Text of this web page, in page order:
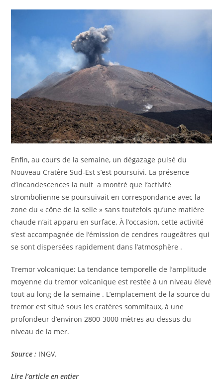
Enfin, au cours de la semaine, un dégazage pulsé du
Nouveau Cratère Sud-Est s’est poursuivi. La présence
d’incandescences la nuit a montré que l’activité
strombolienne se poursuivait en correspondance avec la
zone du « cône de la selle » sans toutefois qu’une matière
chaude n’ait apparu en surface. À l’occasion, cette activité
s’est accompagnée de l’émission de cendres rougeâtres qui
se sont dispersées rapidement dans l’atmosphère .
Tremor volcanique: La tendance temporelle de l’amplitude
moyenne du tremor volcanique est restée à un niveau élevé
tout au long de la semaine . L’emplacement de la source du
tremor est situé sous les cratères sommitaux, à une
profondeur d’environ 2800-3000 mètres au-dessus du
niveau de la mer.
Source : INGV.
Lire l’article en entier